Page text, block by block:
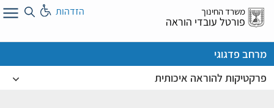
דלג
אל
משרד החינוך
פורטל עובדי הוראה
הזדהות
מרחב פדגוגי
פרקטיקות להוראה איכותית